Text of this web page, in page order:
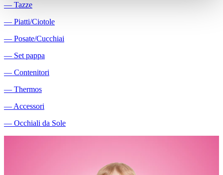
― Tazze
― Piatti/Ciotole
― Posate/Cucchiai
― Set pappa
― Contenitori
― Thermos
― Accessori
― Occhiali da Sole